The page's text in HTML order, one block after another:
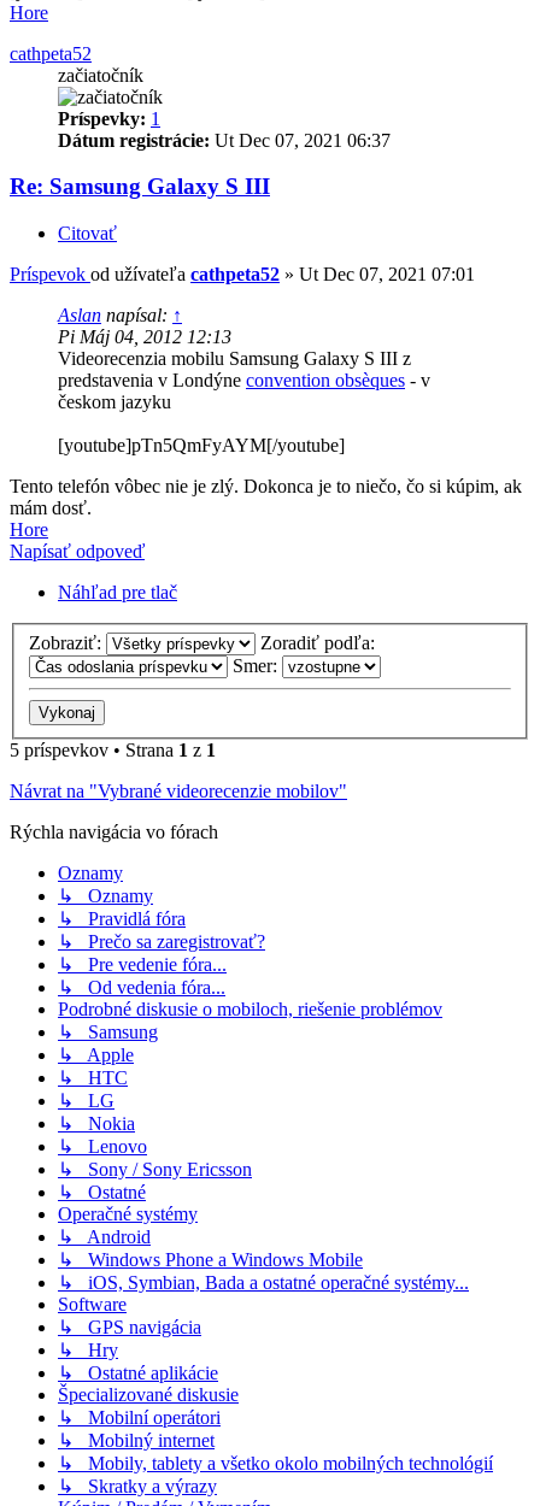
Hore
cathpeta52
začiatočník
Príspevky: 1
Dátum registrácie: Ut Dec 07, 2021 06:37
Re: Samsung Galaxy S III
Citovať
Príspevok od užívateľa cathpeta52 » Ut Dec 07, 2021 07:01
Aslan napísal: ↑
Pi Máj 04, 2012 12:13
Videorecenzia mobilu Samsung Galaxy S III z
predstavenia v Londýne convention obsèques - v
českom jazyku
[youtube]pTn5QmFyAYM[/youtube]
Tento telefón vôbec nie je zlý. Dokonca je to niečo, čo si kúpim, ak
mám dosť.
Hore
Napísať odpoveď
Náhľad pre tlač
Zobraziť:
Zoradiť podľa:
Smer:
5 príspevkov • Strana 1 z 1
Návrat na "Vybrané videorecenzie mobilov"
Rýchla navigácia vo fórach
Oznamy
↳ Oznamy
↳ Pravidlá fóra
↳ Prečo sa zaregistrovať?
↳ Pre vedenie fóra...
↳ Od vedenia fóra...
Podrobné diskusie o mobiloch, riešenie problémov
↳ Samsung
↳ Apple
↳ HTC
↳ LG
↳ Nokia
↳ Lenovo
↳ Sony / Sony Ericsson
↳ Ostatné
Operačné systémy
↳ Android
↳ Windows Phone a Windows Mobile
↳ iOS, Symbian, Bada a ostatné operačné systémy...
Software
↳ GPS navigácia
↳ Hry
↳ Ostatné aplikácie
Špecializované diskusie
↳ Mobilní operátori
↳ Mobilný internet
↳ Mobily, tablety a všetko okolo mobilných technológií
↳ Skratky a výrazy